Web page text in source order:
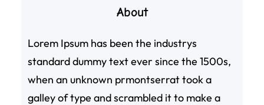
About
Lorem Ipsum has been the industrys
standard dummy text ever since the 1500s,
when an unknown prmontserrat took a
galley of type and scrambled it to make a